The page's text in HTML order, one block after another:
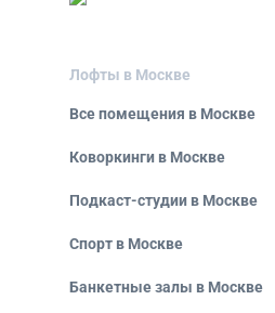
Лофты в Москве
Все помещения в Москве
Коворкинги в Москве
Подкаст-студии в Москве
Спорт в Москве
Банкетные залы в Москве